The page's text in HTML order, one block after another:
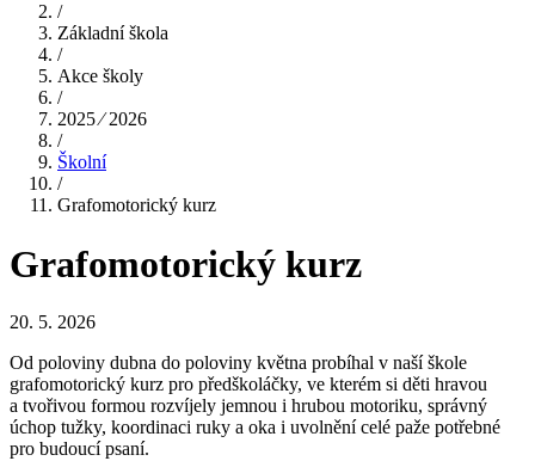
/
Základní škola
/
Akce školy
/
2025 ⁄ 2026
/
Školní
/
Grafomotorický kurz
Grafomotorický kurz
20. 5. 2026
Od poloviny dubna do poloviny května probíhal v naší škole
grafomotorický kurz pro předškoláčky, ve kterém si děti hravou
a tvořivou formou rozvíjely jemnou i hrubou motoriku, správný
úchop tužky, koordinaci ruky a oka i uvolnění celé paže potřebné
pro budoucí psaní.